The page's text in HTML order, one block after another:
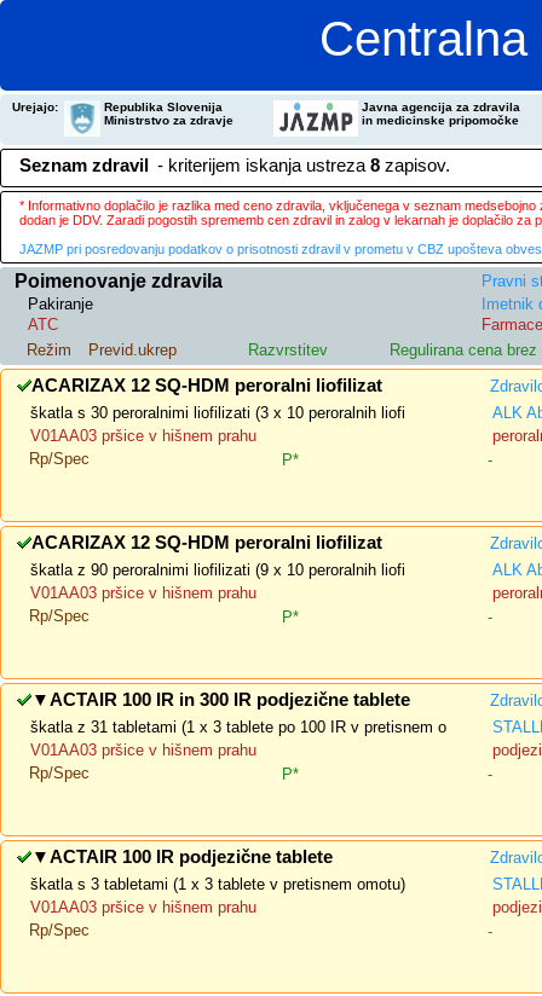
Urejajo:
Republika Slovenija
Ministrstvo za zdravje
Javna agencija za zdravila
in medicinske pripomočke
Seznam zdravil - kriterijem iskanja ustreza 8 zapisov.
* Informativno doplačilo je razlika med ceno zdravila, vključenega v seznam
dodan je DDV. Zaradi pogostih sprememb cen zdravil in zalog v lekarnah je doplačilo
JAZMP pri posredovanju podatkov o prisotnosti zdravil v prometu v CBZ upošteva
Poimenovanje zdravila
Pravni
Pakiranje
Imetnik
ATC
Režim
Previd.ukrep Razvrstitev Regulirana cena brez
ACARIZAX 12 SQ-HDM peroralni liofilizat
škatla s 30 peroralnimi liofilizati (3 x 10 peroralnih liofi
ALK
V01AA03 pršice v hišnem prahu
Rp/Spec
P* -
ACARIZAX 12 SQ-HDM peroralni liofilizat
škatla z 90 peroralnimi liofilizati (9 x 10 peroralnih liofi
ALK
V01AA03 pršice v hišnem prahu
Rp/Spec
P* -
▼ACTAIR 100 IR in 300 IR podjezične tablete
škatla z 31 tabletami (1 x 3 tablete po 100 IR v pretisnem o
V01AA03 pršice v hišnem prahu
Rp/Spec
P* -
▼ACTAIR 100 IR podjezične tablete
škatla s 3 tabletami (1 x 3 tablete v pretisnem omotu)
V01AA03 pršice v hišnem prahu
Rp/Spec
-